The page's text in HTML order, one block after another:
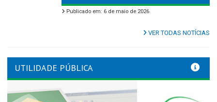
Publicado em: 6 de maio de 2026
VER TODAS NOTÍCIAS
UTILIDADE PÚBLICA